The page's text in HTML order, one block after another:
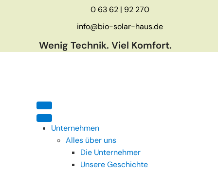
0 63 62 | 92 270
info@bio-solar-haus.de
Wenig Technik. Viel Komfort.
Unternehmen
Alles über uns
Die Unternehmer
Unsere Geschichte